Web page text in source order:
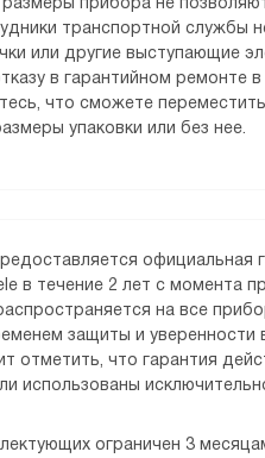
транспортной службы
или другие выступающие
в гарантийном ремонте
что сможете
упаковки или без нее.
официальная
в течение 2 лет с момента
на все
защиты и уверенности
отметить, что гарантия
использованы
ограничен 3